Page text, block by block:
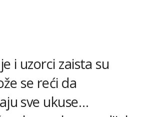
i uzorci zaista su
se reći da
sve ukuse…